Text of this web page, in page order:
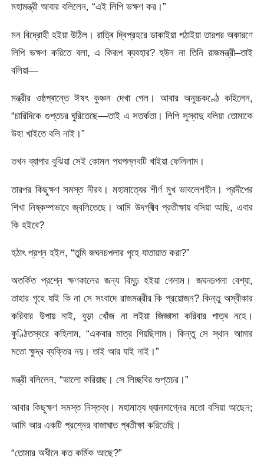
মহামন্ত্রী আবার বলিলেন, “এই লিপি ভক্ষণ কর।”
মন বিদ্রোহী হইয়া উঠিল। রাত্ৰি দ্বিপ্রহরে ডাকাইয়া পঠাইয়া তারপর অকারণে
লিপি ভক্ষণ করিতে বলা, এ কিরূপ ব্যবহার? হউন না তিনি রাজমন্ত্রী–তাই
বলিয়া—
মন্ত্রীর ওষ্ঠপ্ৰান্তে ঈষৎ কুঞ্চন দেখা গেল। আবার অনুচ্চকণ্ঠে কহিলেন,
“চারিদিকে গুপ্তচর ঘুরিতেছে—তাই এ সতর্কতা। লিপি সুস্বাদু বলিয়া তোমাকে
উহা খাইতে বলি নাই।”
তখন ব্যাপার বুঝিয়া সেই কোমল পদ্মপল্লবটি খাইয়া ফেলিলাম।
তারপর কিছুক্ষণ সমস্ত নীরব। মহামাত্যের শীর্ণ মুখ ভাবলেশহীন। প্রদীপের
শিখা নিষ্কম্পভাবে জ্বলিতেছে। আমি উদগ্ৰীব প্রতীক্ষায় বসিয়া আছি, এবার
কি হইবে?
হঠাৎ প্রশ্ন হইল, “তুমি জঘনচপলার গৃহে যাতায়াত করা?”
অতর্কিত প্রশ্নে ক্ষণকালের জন্য বিমূঢ় হইয়া গেলাম। জঘনচপলা বেশ্যা,
তাহার গৃহে যাই কি না সে সংবাদে রাজমন্ত্রীর কি প্রয়োজন? কিন্তু অস্বীকার
করিবার উপায় নাই, বুড়া খোঁজ না লইয়া জিজ্ঞাসা করিবার পাত্ৰ নহে।
কুণ্ঠিতস্বরে কহিলাম, “একবার মাত্র গিয়ছিলাম। কিন্তু সে স্থান আমার
মতো ক্ষুদ্র ব্যক্তির নয়। তাই আর যাই নাই।”
মন্ত্রী বলিলেন, “ভালো করিয়াছ। সে লিচ্ছবির গুপ্তচর।”
আবার কিছুক্ষণ সমস্ত নিস্তব্ধ। মহামাত্য ধ্যানমাগ্নের মতো বসিয়া আছেন;
আমি আর একটি প্রশ্নের বাজাঘাত প্ৰতীক্ষা করিতেছি।
“তোমার অধীনে কত কর্মিক আছে?”